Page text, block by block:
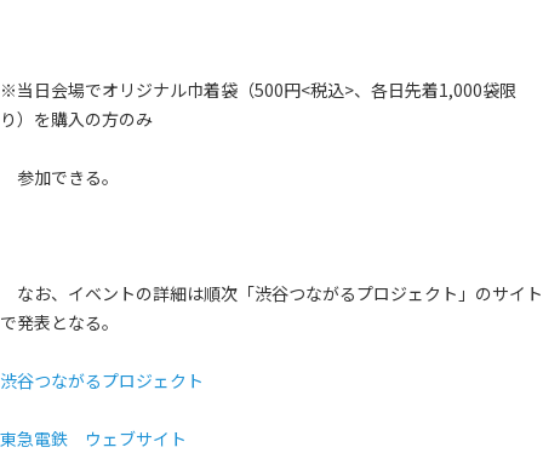
※当日会場でオリジナル巾着袋（500円<税込>、各日先着1,000袋限
り）を購入の方のみ
参加できる。
なお、イベントの詳細は順次「渋谷つながるプロジェクト」のサイト
で発表となる。
渋谷つながるプロジェクト
東急電鉄 ウェブサイト